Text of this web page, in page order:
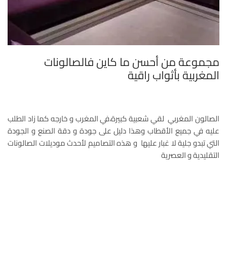
مجموعة من أحسن ما كاين فالصالونات
المغربية بأثواب راقية
الصالون المغربي لقي شعبية كبيرة،في المغرب و خارجه كما زاد الطلب
عليه في جميع الأقطاب وهذا دليل على جودة و دقة الصنع و الجودة
التي تبدو جلية لا غبار عليها و هذه التصاميم لأحدث موديلات الصالونات
التقليدية و العصرية